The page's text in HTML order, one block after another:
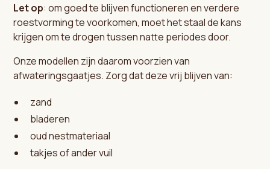
Let op: om goed te blijven functioneren en verdere
roestvorming te voorkomen, moet het staal de kans
krijgen om te drogen tussen natte periodes door.
Onze modellen zijn daarom voorzien van
afwateringsgaatjes. Zorg dat deze vrij blijven van:
zand
bladeren
oud nestmateriaal
takjes of ander vuil